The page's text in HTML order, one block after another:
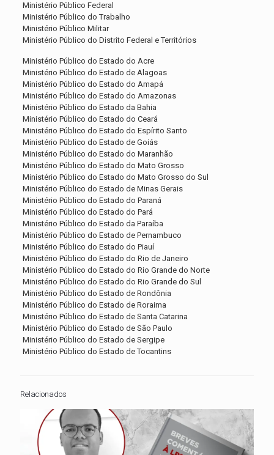
Ministério Público Federal
Ministério Público do Trabalho
Ministério Público Militar
Ministério Público do Distrito Federal e Territórios
Ministério Público do Estado do Acre
Ministério Público do Estado de Alagoas
Ministério Público do Estado do Amapá
Ministério Público do Estado do Amazonas
Ministério Público do Estado da Bahia
Ministério Público do Estado do Ceará
Ministério Público do Estado do Espírito Santo
Ministério Público do Estado de Goiás
Ministério Público do Estado do Maranhão
Ministério Público do Estado do Mato Grosso
Ministério Público do Estado do Mato Grosso do Sul
Ministério Público do Estado de Minas Gerais
Ministério Público do Estado do Paraná
Ministério Público do Estado do Pará
Ministério Público do Estado da Paraíba
Ministério Público do Estado de Pernambuco
Ministério Público do Estado do Piauí
Ministério Público do Estado do Rio de Janeiro
Ministério Público do Estado do Rio Grande do Norte
Ministério Público do Estado do Rio Grande do Sul
Ministério Público do Estado de Rondônia
Ministério Público do Estado de Roraima
Ministério Público do Estado de Santa Catarina
Ministério Público do Estado de São Paulo
Ministério Público do Estado de Sergipe
Ministério Público do Estado de Tocantins
Relacionados